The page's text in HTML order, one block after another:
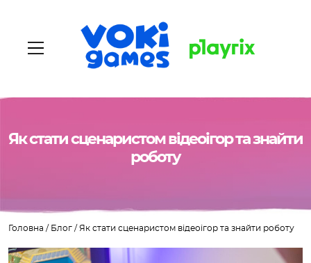
Головна
Як стати сценаристом відеоігор та знайти
роботу
Головна / Блог / Як стати сценаристом відеоігор та знайти роботу